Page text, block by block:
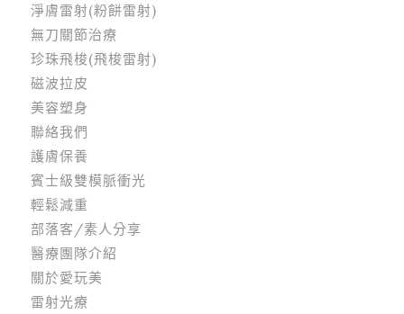
淨膚雷射(粉餅雷射)
無刀關節治療
珍珠飛梭(飛梭雷射)
磁波拉皮
美容塑身
聯絡我們
護膚保養
賓士級雙模脈衝光
輕鬆減重
部落客/素人分享
醫療團隊介紹
關於愛玩美
雷射光療